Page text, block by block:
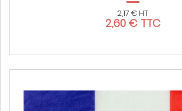
2,17 € HT
2,60 € TTC